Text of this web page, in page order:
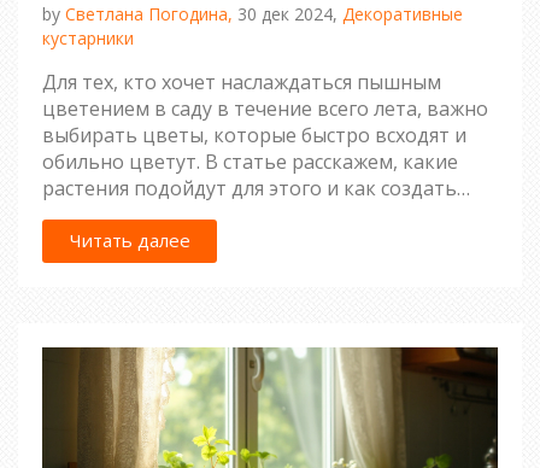
by Светлана Погодина, 30 дек 2024, Декоративные
кустарники
Для тех, кто хочет наслаждаться пышным
цветением в саду в течение всего лета, важно
выбирать цветы, которые быстро всходят и
обильно цветут. В статье расскажем, какие
растения подойдут для этого и как создать
живописные цветники, которые будут
радовать до осени. Узнаете, как правильный
выбор растений обеспечит не только
популярными быстрорастущими цветами,
которые легко посадить у себя дома.
Читать далее